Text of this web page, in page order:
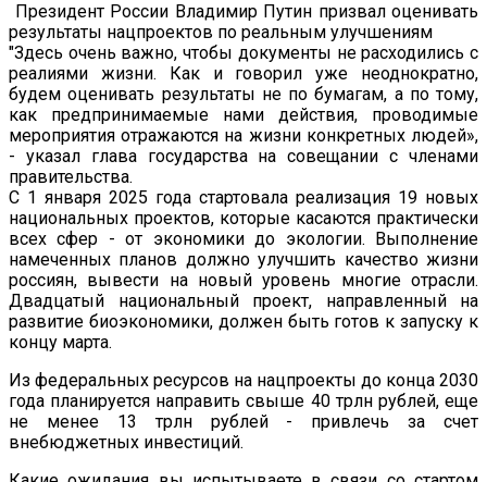
Президент России Владимир Путин призвал оценивать
результаты нацпроектов по реальным улучшениям
"Здесь очень важно, чтобы документы не расходились с
реалиями жизни. Как и говорил уже неоднократно,
будем оценивать результаты не по бумагам, а по тому,
как предпринимаемые нами действия, проводимые
мероприятия отражаются на жизни конкретных людей»,
- указал глава государства на совещании с членами
правительства.
С 1 января 2025 года стартовала реализация 19 новых
национальных проектов, которые касаются практически
всех сфер - от экономики до экологии. Выполнение
намеченных планов должно улучшить качество жизни
россиян, вывести на новый уровень многие отрасли.
Двадцатый национальный проект, направленный на
развитие биоэкономики, должен быть готов к запуску к
концу марта.
Из федеральных ресурсов на нацпроекты до конца 2030
года планируется направить свыше 40 трлн рублей, еще
не менее 13 трлн рублей - привлечь за счет
внебюджетных инвестиций.